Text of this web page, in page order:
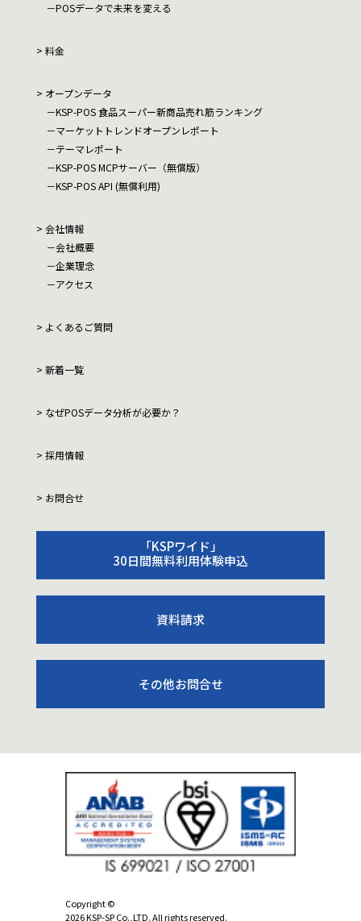
POSデータで未来を変える
料金
オープンデータ
KSP-POS 食品スーパー新商品売れ筋ランキング
マーケットトレンドオープンレポート
テーマレポート
KSP-POS MCPサーバー（無償版）
KSP-POS API (無償利用)
会社情報
会社概要
企業理念
アクセス
よくあるご質問
新着一覧
なぜPOSデータ分析が必要か？
採用情報
お問合せ
「KSPワイド」
30日間無料利用体験申込
資料請求
その他お問合せ
Copyright ©
2026 KSP-SP Co.,LTD. All rights reserved.